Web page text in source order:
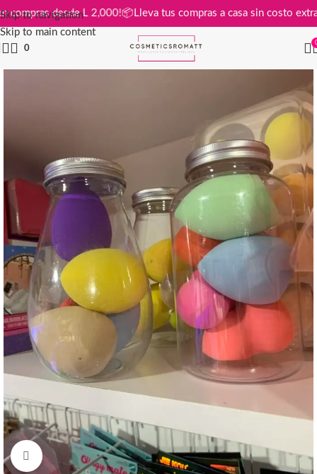
Skip to navigation
Skip to main content
en compras desde L 2,000!📦Lleva tus compras a casa sin costo
0
Click to enlarge